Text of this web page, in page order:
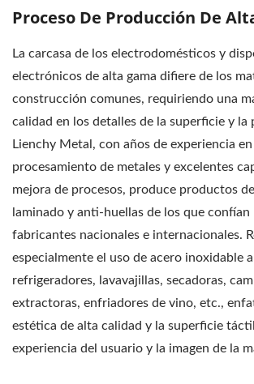
Proceso De Producción De
La carcasa de los electrodomésticos y
electrónicos de alta gama difiere de los
construcción comunes, requiriendo una
calidad en los detalles de la superficie y la
Lienchy Metal, con años de experiencia en
procesamiento de metales y excelentes
mejora de procesos, produce productos
laminado y anti-huellas de los que confían
fabricantes nacionales e internacionales.
especialmente el uso de acero inoxidable
refrigeradores, lavavajillas, secadoras,
extractoras, enfriadores de vino, etc.,
estética de alta calidad y la superficie
experiencia del usuario y la imagen de la